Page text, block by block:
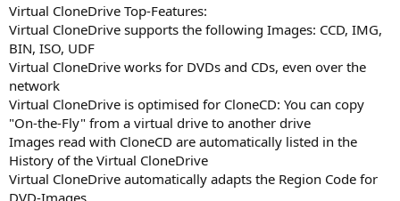
Virtual CloneDrive Top-Features:
Virtual CloneDrive supports the following Images: CCD, IMG,
BIN, ISO, UDF
Virtual CloneDrive works for DVDs and CDs, even over the
network
Virtual CloneDrive is optimised for CloneCD: You can copy
"On-the-Fly" from a virtual drive to another drive
Images read with CloneCD are automatically listed in the
History of the Virtual CloneDrive
Virtual CloneDrive automatically adapts the Region Code for
DVD-Images